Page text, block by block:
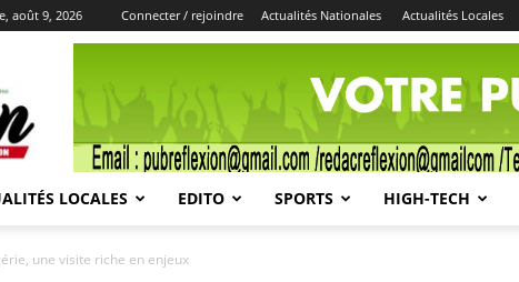
août 9, 2026 Connecter / rejoindre Actualités Nationales Actualités Locales
LOCALES EDITO SPORTS HIGH-TECH
une visite riche en enjeux